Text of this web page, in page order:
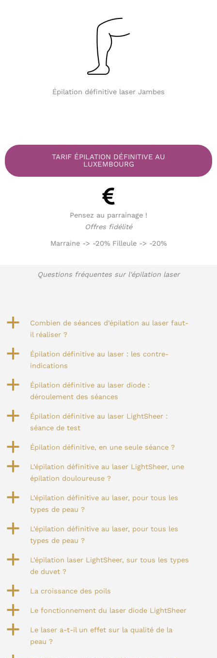
Épilation définitive laser Jambes
TARIF ÉPILATION DÉFINITIVE AU
LUXEMBOURG
Pensez au parrainage !
Offres fidélité
Marraine -> -20% Filleule -> -20%
Questions fréquentes sur l'épilation laser
a
Combien de séances d’épilation au laser faut-
il réaliser ?
a
Épilation définitive au laser : les contre-
indications
a
Épilation définitive au laser diode :
déroulement des séances
a
Épilation définitive au laser LightSheer :
séance de test
a Épilation définitive, en une seule séance ?
a
L’épilation définitive au laser LightSheer, une
épilation douloureuse ?
a
L’épilation définitive au laser, pour tous les
types de peau ?
a
L’épilation définitive au laser, pour tous les
types de peau ?
a
L’épilation laser LightSheer, sur tous les types
de duvet ?
a La croissance des poils
a Le fonctionnement du laser diode LightSheer
a
Le laser a-t-il un effet sur la qualité de la
peau ?